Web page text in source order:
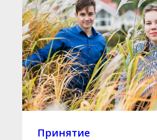
Принятие